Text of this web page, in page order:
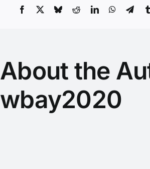
Facebook BlueskyRedditLinkedInWhatsApp
About the
wbay2020